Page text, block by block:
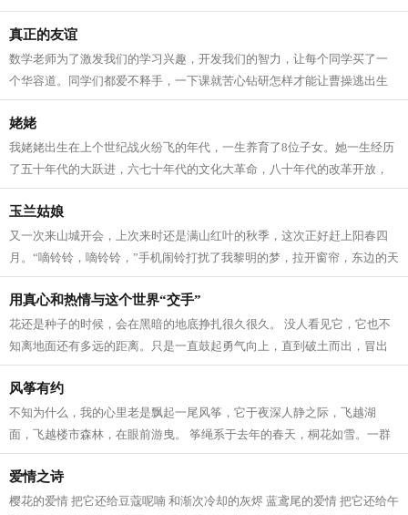
般清凉甜爽。此时已经有紧张晨扫的人...
真正的友谊
数学老师为了激发我们的学习兴趣，开发我们的智力，让每个同学买了一
个华容道。同学们都爱不释手，一下课就苦心钻研怎样才能让曹操逃出生
天。 一天课间操时间，我正绞尽脑汁，...
姥姥
我姥姥出生在上个世纪战火纷飞的年代，一生养育了8位子女。她一生经历
了五十年代的大跃进，六七十年代的文化大革命，八十年代的改革开放，
很难想象她老人家吃了多少苦才能将子...
玉兰姑娘
又一次来山城开会，上次来时还是满山红叶的秋季，这次正好赶上阳春四
月。“嘀铃铃，嘀铃铃，”手机闹铃打扰了我黎明的梦，拉开窗帘，东边的天
际刚亮起来，能隐隐约约看到远处...
用真心和热情与这个世界“交手”
花还是种子的时候，会在黑暗的地底挣扎很久很久。 没人看见它，它也不
知离地面还有多远的距离。只是一直鼓起勇气向上，直到破土而出，冒出
小小的嫩芽。 毛毛虫在蜕变成蝴蝶之...
风筝有约
不知为什么，我的心里老是飘起一尾风筝，它于夜深人静之际，飞越湖
面，飞越楼市森林，在眼前游曳。 筝绳系于去年的春天，桐花如雪。一群
文友相聚在湖畔的渔港，赏湖景，看桐花...
爱情之诗
樱花的爱情 把它还给豆蔻呢喃 和渐次冷却的灰烬 蓝鸢尾的爱情 把它还给午